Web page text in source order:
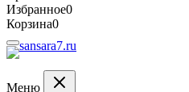
Избранное0
Корзина0
Меню